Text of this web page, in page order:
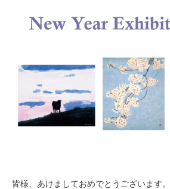
皆様、あけましておめでとうございます。